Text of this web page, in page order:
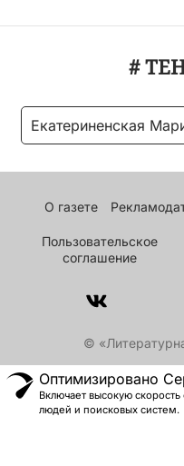
#
Екатериненская
О газете
Пользовательское
соглашение
©
Оптимизировано
Включает высокую
людей и поисковых систем.